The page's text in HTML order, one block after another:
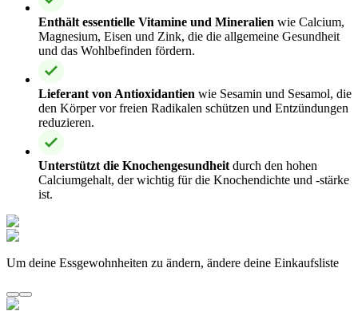
Enthält essentielle Vitamine und Mineralien wie Calcium,
Magnesium, Eisen und Zink, die die allgemeine Gesundheit
und das Wohlbefinden fördern.
Lieferant von Antioxidantien wie Sesamin und Sesamol, die
den Körper vor freien Radikalen schützen und Entzündungen
reduzieren.
Unterstützt die Knochengesundheit durch den hohen
Calciumgehalt, der wichtig für die Knochendichte und -stärke
ist.
Um deine Essgewohnheiten zu ändern, ändere deine Einkaufsliste